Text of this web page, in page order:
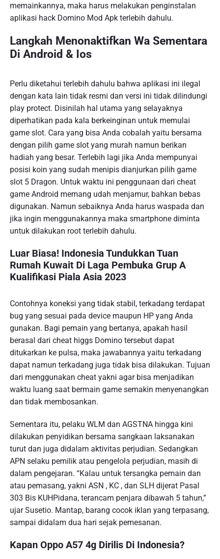
memainkannya, maka harus melakukan penginstalan
aplikasi hack Domino Mod Apk terlebih dahulu.
Langkah Menonaktifkan Wa Sementara
Di Android & Ios
Perlu diketahui terlebih dahulu bahwa aplikasi ini ilegal
dengan kata lain tidak resmi dan versi ini tidak dilindungi
play protect. Disinilah hal utama yang selayaknya
diperhatikan pada kala berkeinginan untuk memulai
game slot. Cara yang bisa Anda cobalah yaitu bersama
dengan pilih game slot yang murah namun berikan
hadiah yang besar. Terlebih lagi jika Anda mempunyai
posisi koin yang sudah menipis dianjurkan pilih game
slot 5 Dragon. Untuk waktu ini penggunaan dari cheat
game Android memang udah menjamur, bahkan bebas
digunakan. Namun sebaiknya Anda harus waspada dan
jika ingin menggunakannya maka smartphone diminta
untuk dilakukan root terlebih dahulu.
Luar Biasa! Indonesia Tundukkan Tuan
Rumah Kuwait Di Laga Pembuka Grup A
Kualifikasi Piala Asia 2023
Contohnya koneksi yang tidak stabil, terkadang terdapat
bug yang sesuai pada device maupun HP yang Anda
gunakan. Bagi pemain yang bertanya, apakah hasil
berasal dari cheat higgs Domino tersebut dapat
ditukarkan ke pulsa, maka jawabannya yaitu terkadang
dapat namun terkadang juga tidak bisa dilakukan. Tujuan
dari menggunakan cheat yakni agar bisa menjadikan
waktu luang saat bermain game semakin menyenangkan
dan tidak membosankan.
Sementara itu, pelaku WLM dan AGSTNA hingga kini
dilakukan penyidikan bersama sangkaan laksanakan
turut dan juga didalam aktivitas perjudian. Sedangkan
APN selaku pemilik atau pengelola perjudian, masih di
dalam pengejaran. “Kalau untuk tersangka pemain dan
atau pemasang, yakni ASN , KC , dan SLH dijerat Pasal
303 Bis KUHPidana, terancam penjara dibawah 5 tahun,”
ujar Susetio. Mantap, barang cocok iklan yang terpasang,
sampai didalam dua hari sejak pemesanan.
Kapan Oppo A57 4g Dirilis Di Indonesia?